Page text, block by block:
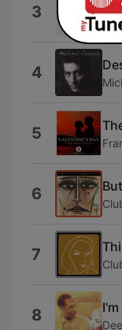
3
4
5
6
7
8